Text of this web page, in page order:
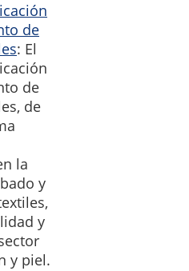
de
: El
de
de
la
y
y
y piel.